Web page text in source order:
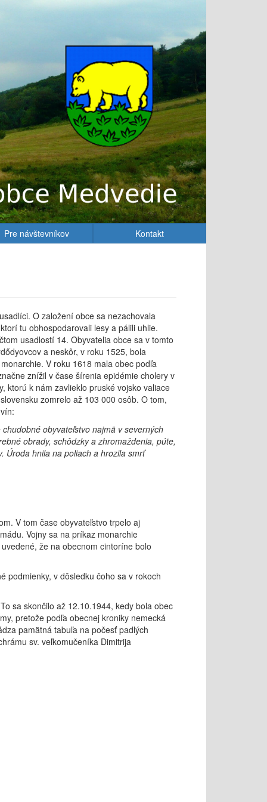
Pre návštevníkov Kontakt
O založení obce sa nezachovala
tu obhospodarovali lesy a pálili uhlie.
usadlostí 14. Obyvatelia obce sa v tomto
a neskôr, v roku 1525, bola
V roku 1618 mala obec podľa
znížil v čase šírenia epidémie cholery v
ktorú k nám zavlieklo pruské vojsko valiace
zomrelo až 103 000 osôb. O tom,
obyvateľstvo najmä v severných
obrady, schôdzky a zhromaždenia, púte,
Úroda hnila na poliach a hrozila smrť
V tom čase obyvateľstvo trpelo aj
Vojny sa na príkaz monarchie
že na obecnom cintoríne bolo
podmienky, v dôsledku čoho sa v rokoch
sa skončilo až 12.10.1944, kedy bola obec
pretože podľa obecnej kroniky nemecká
pamätná tabuľa na počesť padlých
sv. veľkomučeníka Dimitrija